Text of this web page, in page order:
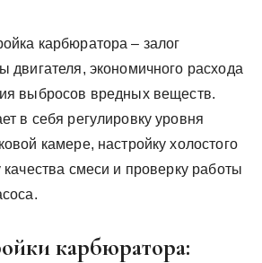
карбюратора – залог
двигателя, экономичного расхода
выбросов вредных веществ.
в себя регулировку уровня
камере, настройку холостого
качества смеси и проверку работы
карбюратора: